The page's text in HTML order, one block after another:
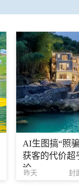
AI生图搞“照
获客的代价超
论
昨天 封